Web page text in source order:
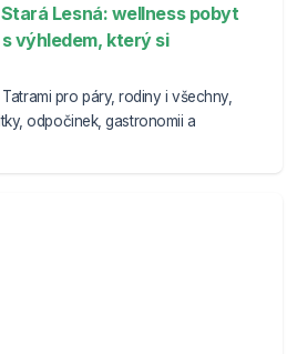
Lesná: wellness pobyt
výhledem, který si
pro páry, rodiny i všechny,
odpočinek, gastronomii a